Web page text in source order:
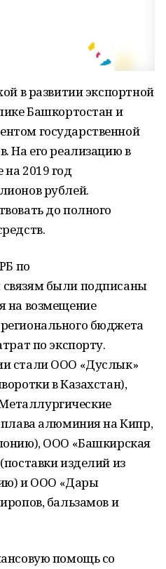
в развитии экспортной
Башкортостан и
государственной
На его реализацию в
2019 год
рублей.
до полного
по
были подписаны
на возмещение
бюджета
по экспорту.
стали ООО «Дуслык»
в Казахстан),
алюминия на Кипр,
ООО «Башкирская
изделий из
и ООО «Дары
бальзамов и
помощь со